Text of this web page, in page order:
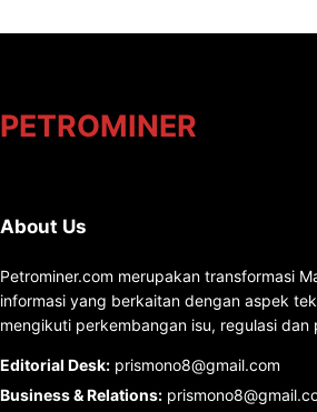
PETROMINER
About Us
Petrominer.com merupakan transformasi
informasi yang berkaitan dengan aspek
mengikuti perkembangan isu, regulasi
Editorial Desk: prismono8@gmail.com
Business & Relations: